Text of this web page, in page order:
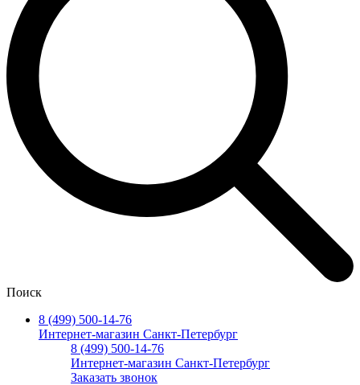
Поиск
8 (499) 500-14-76
Интернет-магазин Санкт-Петербург
8 (499) 500-14-76
Интернет-магазин Санкт-Петербург
Заказать звонок